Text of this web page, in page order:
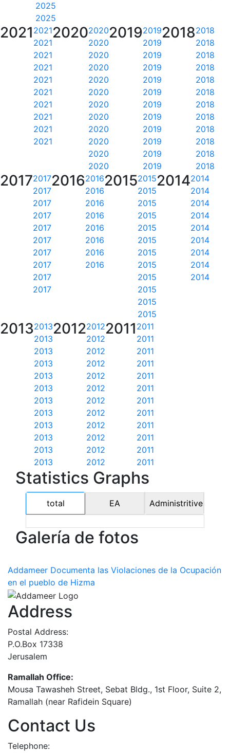
2025
2025
2021 2021
2021
2021
2021
2021
2021
2021
2021
2021
2021
20202020
2020
2020
2020
2020
2020
2020
2020
2020
2020
2020
2020
20192019
2019
2019
2019
2019
2019
2019
2019
2019
2019
2019
2019
20182018
2018
2018
2018
2018
2018
2018
2018
2018
2018
2018
2018
20172017
2017
2017
2017
2017
2017
2017
2017
2017
2017
20162016
2016
2016
2016
2016
2016
2016
2016
20152015
2015
2015
2015
2015
2015
2015
2015
2015
2015
2015
2015
20142014
2014
2014
2014
2014
2014
2014
2014
2014
20132013
2013
2013
2013
2013
2013
2013
2013
2013
2013
2013
2013
20122012
2012
2012
2012
2012
2012
2012
2012
2012
2012
2012
2012
2011 2011
2011
2011
2011
2011
2011
2011
2011
2011
2011
2011
2011
Statistics Graphs
total EA Administritive
Galería de fotos
Addameer Documenta las Violaciones de la Ocupación
en el pueblo de Hizma
Address
Postal Address:
P.O.Box 17338
Jerusalem
Ramallah Office:
Mousa Tawasheh Street, Sebat Bldg., 1st Floor, Suite 2,
Ramallah (near Rafidein Square)
Contact Us
Telephone: